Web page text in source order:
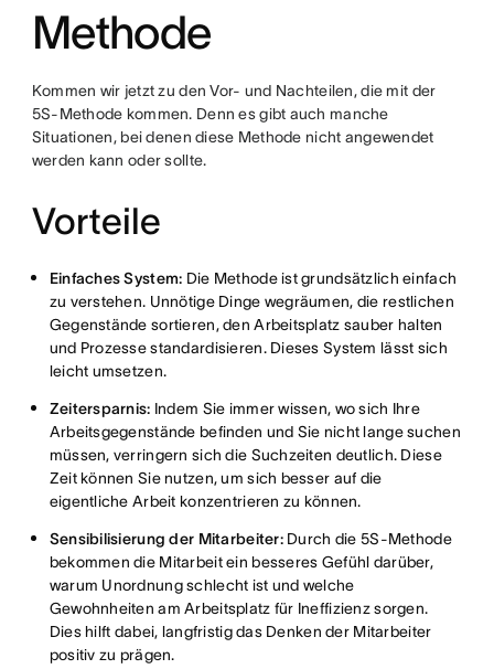
Methode
Kommen wir jetzt zu den Vor- und Nachteilen, die mit der
5S-Methode kommen. Denn es gibt auch manche
Situationen, bei denen diese Methode nicht angewendet
werden kann oder sollte.
Vorteile
Einfaches System: Die Methode ist grundsätzlich einfach
zu verstehen. Unnötige Dinge wegräumen, die restlichen
Gegenstände sortieren, den Arbeitsplatz sauber halten
und Prozesse standardisieren. Dieses System lässt sich
leicht umsetzen.
Zeitersparnis: Indem Sie immer wissen, wo sich Ihre
Arbeitsgegenstände befinden und Sie nicht lange suchen
müssen, verringern sich die Suchzeiten deutlich. Diese
Zeit können Sie nutzen, um sich besser auf die
eigentliche Arbeit konzentrieren zu können.
Sensibilisierung der Mitarbeiter:Durch die 5S-Methode
bekommen die Mitarbeit ein besseres Gefühl darüber,
warum Unordnung schlecht ist und welche
Gewohnheiten am Arbeitsplatz für Ineffizienz sorgen.
Dies hilft dabei, langfristig das Denken der Mitarbeiter
positiv zu prägen.